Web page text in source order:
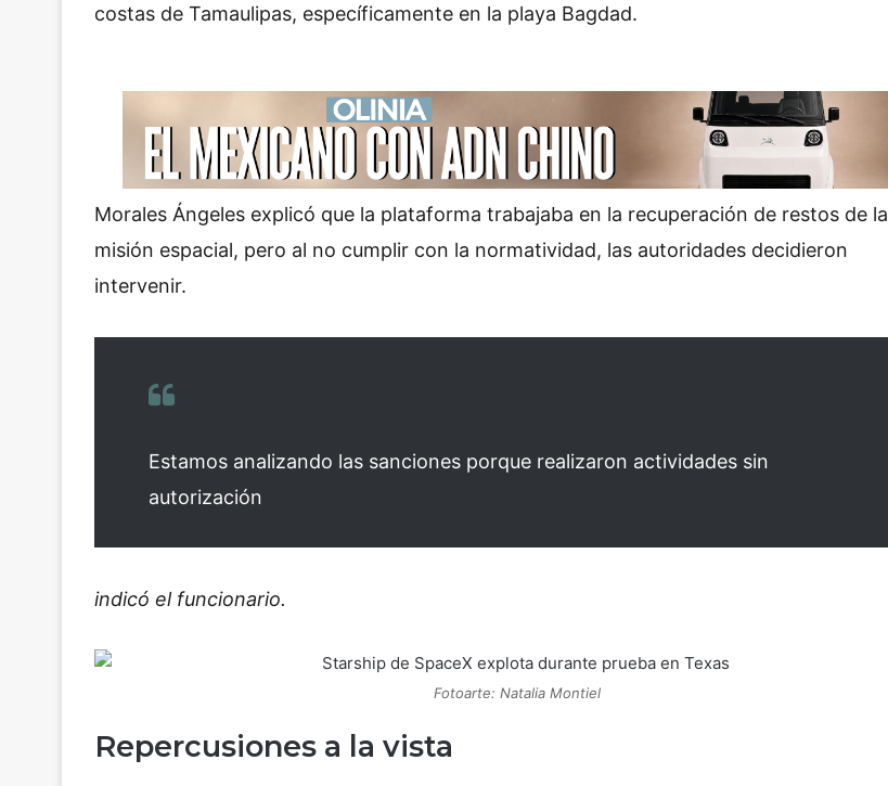
costas de Tamaulipas, específicamente en la playa Bagdad.
Morales Ángeles explicó que la plataforma trabajaba en la recuperación de restos de la
misión espacial, pero al no cumplir con la normatividad, las autoridades decidieron
intervenir.
Estamos analizando las sanciones porque realizaron actividades sin
autorización
indicó el funcionario.
Fotoarte: Natalia Montiel
Repercusiones a la vista